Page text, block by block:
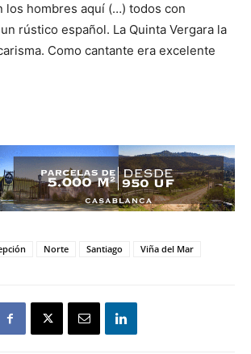
los hombres aquí (…) todos con
rústico español. La Quinta Vergara la
Como cantante era excelente
Norte Santiago Viña del Mar